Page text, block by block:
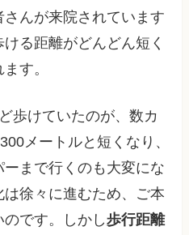
んが来院されています
る距離がどんどん短く
す。
歩けていたのが、数カ
メートルと短くなり、
まで行くのも大変にな
徐々に進むため、ご本
のです。しかし歩行距離